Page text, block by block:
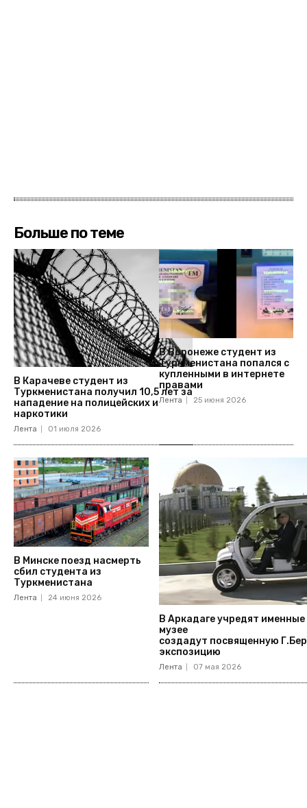
Больше по теме
В Карачеве студент из
Туркменистана получил 10,5 лет за
нападение на полицейских и
наркотики
Лента 01 июля 2026
В Воронеже студент из
Туркменистана попался с
купленными в интернете
правами
Лента 25 июня 2026
В Минске поезд насмерть
сбил студента из
Туркменистана
Лента 24 июня 2026
В Аркадаге учредят
музее
создадут посвященную
экспозицию
Лента 07 мая 2026